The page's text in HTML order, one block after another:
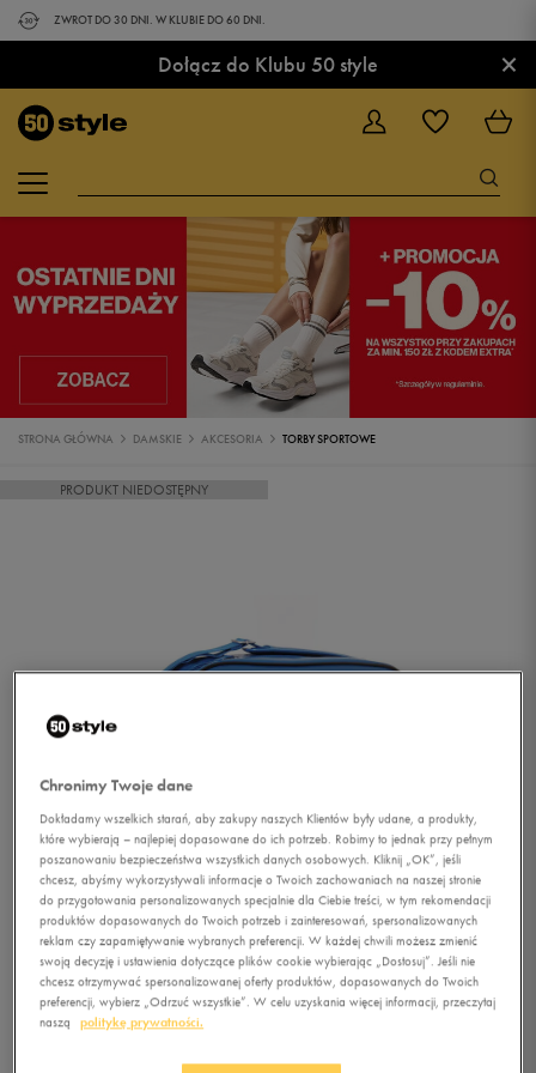
ZWROT DO 30 DNI. W KLUBIE DO 60 DNI.
Dołącz do Klubu 50 style ×
STRONA GŁÓWNA DAMSKIE AKCESORIA TORBY SPORTOWE
PRODUKT NIEDOSTĘPNY
Chronimy Twoje dane
Dokładamy wszelkich starań, aby zakupy naszych Klientów były udane, a produkty,
które wybierają – najlepiej dopasowane do ich potrzeb. Robimy to jednak przy pełnym
poszanowaniu bezpieczeństwa wszystkich danych osobowych. Kliknij „OK”, jeśli
chcesz, abyśmy wykorzystywali informacje o Twoich zachowaniach na naszej stronie
do przygotowania personalizowanych specjalnie dla Ciebie treści, w tym rekomendacji
produktów dopasowanych do Twoich potrzeb i zainteresowań, spersonalizowanych
reklam czy zapamiętywanie wybranych preferencji. W każdej chwili możesz zmienić
swoją decyzję i ustawienia dotyczące plików cookie wybierając „Dostosuj”. Jeśli nie
chcesz otrzymywać spersonalizowanej oferty produktów, dopasowanych do Twoich
preferencji, wybierz „Odrzuć wszystkie”. W celu uzyskania więcej informacji, przeczytaj
naszą
politykę prywatności.